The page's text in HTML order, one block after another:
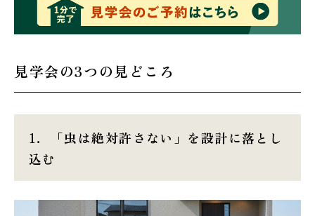
見学会の3つの見どころ
1．
「虫は絶対許さない」を設計に落とし
込む